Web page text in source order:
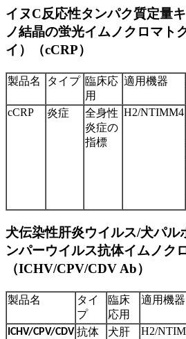
イヌC反応性タンパク質定量
ノ結晶の蛍光イムノクロマト
イ）（cCRP）
製品名 タイプ 臨床応
用
適用機器
cCRP 炎症
全身性
炎症の
指標
H2/NTIMM4
犬伝染性肝炎ウイルス/犬パル
ンパーウイルス抗体イムノク
（ICHV/CPV/CDV Ab）
製品名
タイ
プ
臨床
応用
適用機器
ICHV/CPV/CDV 抗体
犬肝
H2/